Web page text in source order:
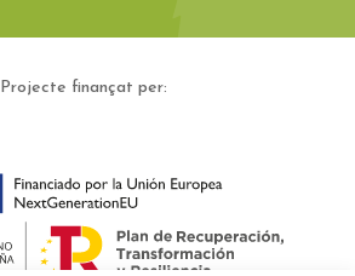
Projecte finançat per: